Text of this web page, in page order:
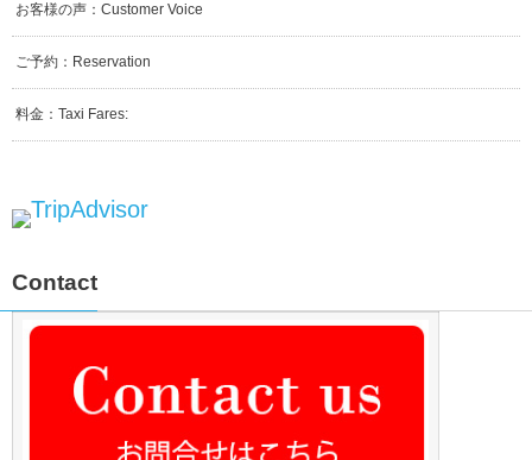
お客様の声：Customer Voice
ご予約：Reservation
料金：Taxi Fares:
Contact